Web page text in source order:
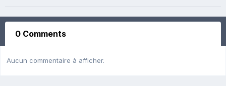
0 Comments
Aucun commentaire à afficher.